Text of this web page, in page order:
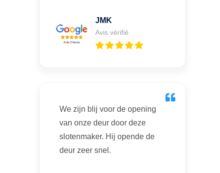
JMK
Avis vérifié
We zijn blij voor de opening
van onze deur door deze
slotenmaker. Hij opende de
deur zeer snel.